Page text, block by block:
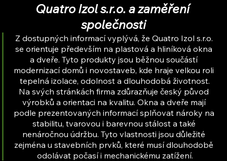
Quatro Izol s.r.o. a zaměření
společnosti
Z dostupných informací vyplývá, že Quatro Izol s.r.o.
se orientuje především na plastová a hliníková okna
a dveře. Tyto produkty jsou běžnou součástí
modernizací domů i novostaveb, kde hraje velkou roli
tepelná izolace, odolnost a dlouhodobá životnost.
Na svých stránkách firma zdůrazňuje český původ
výrobků a orientaci na kvalitu. Okna a dveře mají
podle prezentovaných informací splňovat nároky na
stabilitu, tvarovou i barevnou stálost a také
nenáročnou údržbu. Tyto vlastnosti jsou důležité
zejména u stavebních prvků, které musí dlouhodobě
odolávat počasí i mechanickému zatížení.